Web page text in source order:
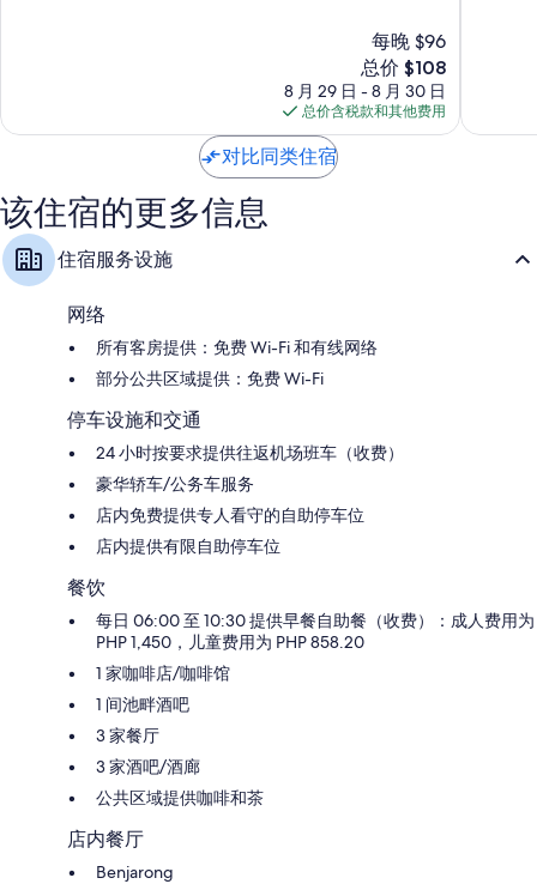
商
条
每晚 $96
新
价
格
$108
总价 $108
8 月 29 日 - 8 月 30 日
总价含税款和其他费用
1,887
对比同类住宿
该住宿的更多信息
住宿服务设施
网络
所有客房提供：免费 Wi-Fi 和有线网络
部分公共区域提供：免费 Wi-Fi
停车设施和交通
24 小时按要求提供往返机场班车（收费）
豪华轿车/公务车服务
店内免费提供专人看守的自助停车位
店内提供有限自助停车位
餐饮
每日 06:00 至 10:30 提供早餐自助餐（收费）：成人费用为
PHP 1,450，儿童费用为 PHP 858.20
1 家咖啡店/咖啡馆
1 间池畔酒吧
3 家餐厅
3 家酒吧/酒廊
公共区域提供咖啡和茶
店内餐厅
Benjarong